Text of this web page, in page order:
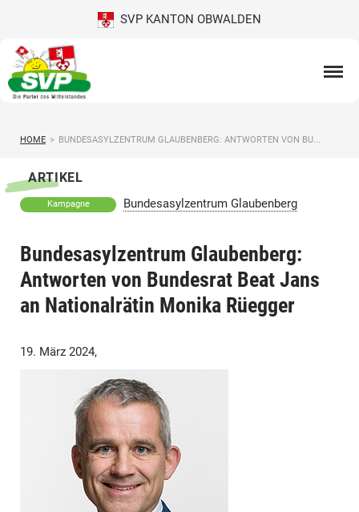
SVP KANTON OBWALDEN
HOME > BUNDESASYLZENTRUM GLAUBENBERG: ANTWORTEN VON BU...
ARTIKEL
Kampagne Bundesasylzentrum Glaubenberg
Bundesasylzentrum Glaubenberg:
Antworten von Bundesrat Beat Jans
an Nationalrätin Monika Rüegger
19. März 2024,